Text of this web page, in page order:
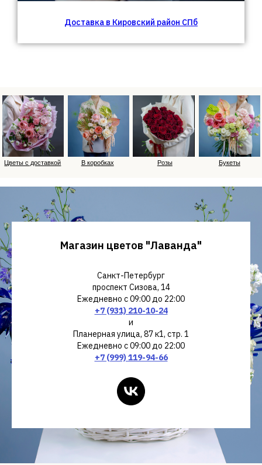
Доставка в Кировский район СПб
Магазин цветов "Лаванда"
Санкт-Петербург
проспект Сизова, 14
Ежедневно с 09:00 до 22:00
+7 (931) 210-10-24
и
Планерная улица, 87 к1, стр. 1
Ежедневно с 09:00 до 22:00
+7 (999) 119-94-66